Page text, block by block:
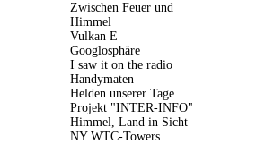
Zwischen Feuer und
Himmel
Vulkan E
Googlosphäre
I saw it on the radio
Handymaten
Helden unserer Tage
Projekt "INTER-INFO"
Himmel, Land in Sicht
NY WTC-Towers